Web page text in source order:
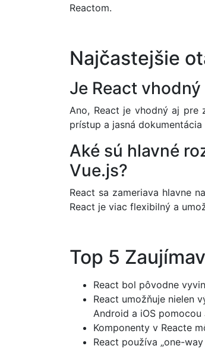
Reactom.
Najčastejšie
Je React
Ano, React je vhodný aj pre
prístup a jasná
Aké sú hlavné
Vue.js?
React sa zameriava hlavne
React je viac flexibilný a
Top 5
React bol pôvodne
React umožňuje nielen
Android a iOS pomocou
Komponenty v Reacte
React používa „one-